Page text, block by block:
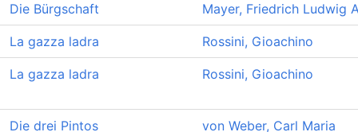
Die Bürgschaft Mayer, Friedrich Ludwig
La gazza ladra Rossini, Gioachino
La gazza ladra Rossini, Gioachino
Die drei Pintos von Weber, Carl Maria